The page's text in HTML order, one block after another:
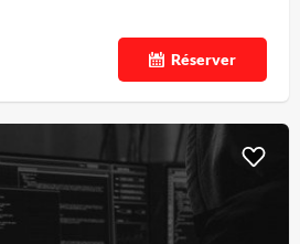
Réserver